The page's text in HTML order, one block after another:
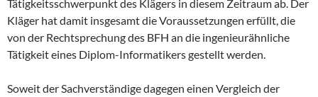
Tätigkeitsschwerpunkt des Klägers in diesem Zeitraum ab. Der
Kläger hat damit insgesamt die Voraussetzungen erfüllt, die
von der Rechtsprechung des BFH an die ingenieurähnliche
Tätigkeit eines Diplom-Informatikers gestellt werden.
Soweit der Sachverständige dagegen einen Vergleich der